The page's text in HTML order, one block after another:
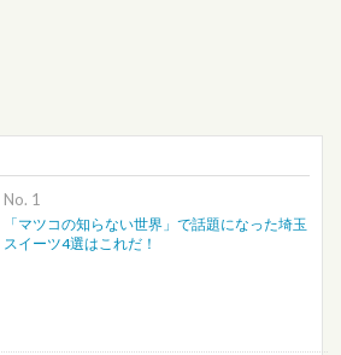
No.
「マツコの知らない世界」で話題になった埼玉
スイーツ4選はこれだ！